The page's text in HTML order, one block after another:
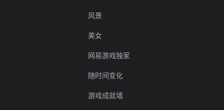
风景
美女
网易游戏独家
随时间变化
游戏成就墙